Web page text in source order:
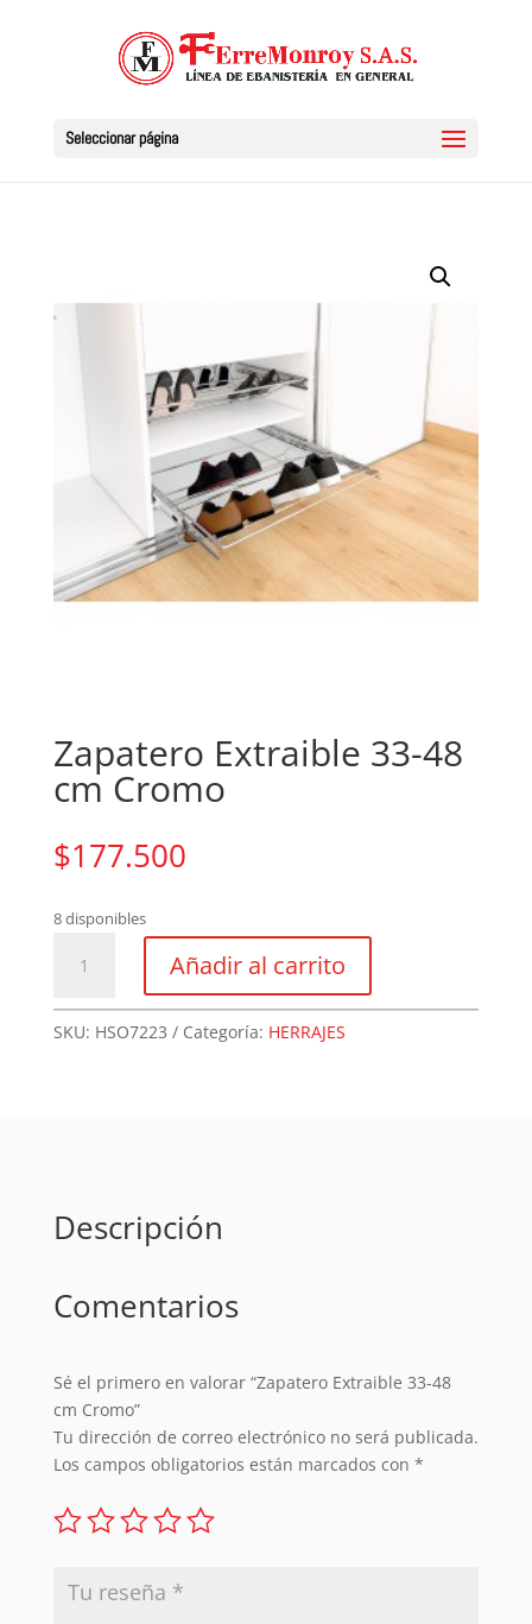
Seleccionar página
Zapatero Extraible 33-48
cm Cromo
$177.500
8 disponibles
Extraible
48
Añadir al carrito
SKU: HSO7223 Categoría: HERRAJES
Descripción
Comentarios
Sé el primero en valorar “Zapatero Extraible 33-48
cm Cromo”
Tu dirección de correo electrónico no será publicada.
Los campos obligatorios están marcados con *